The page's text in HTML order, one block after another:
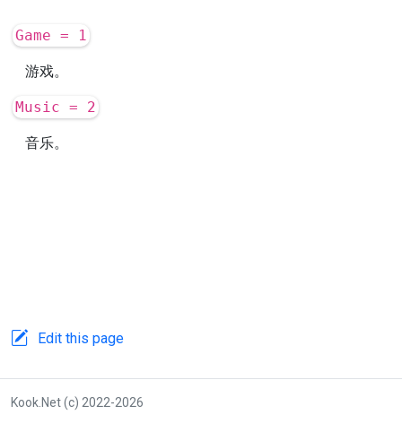
Game = 1
游戏。
Music = 2
音乐。
Edit this page
Kook.Net (c) 2022-2026